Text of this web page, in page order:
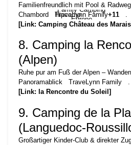
Familienfreundlich mit Pool &
Chambord
Family Camping
Europe
+11
TraveLynn Family+11
Hipcamp +11
[Link: Camping Château des
8. Camping la
(Alpen)
Ruhe pur am Fuß der Alpen –
Panoramablick
TraveLynn Family
.
[Link: la Rencontre du Soleil]
9. Camping de la
(Languedoc-
Großartiger Kinder-Club & direkter